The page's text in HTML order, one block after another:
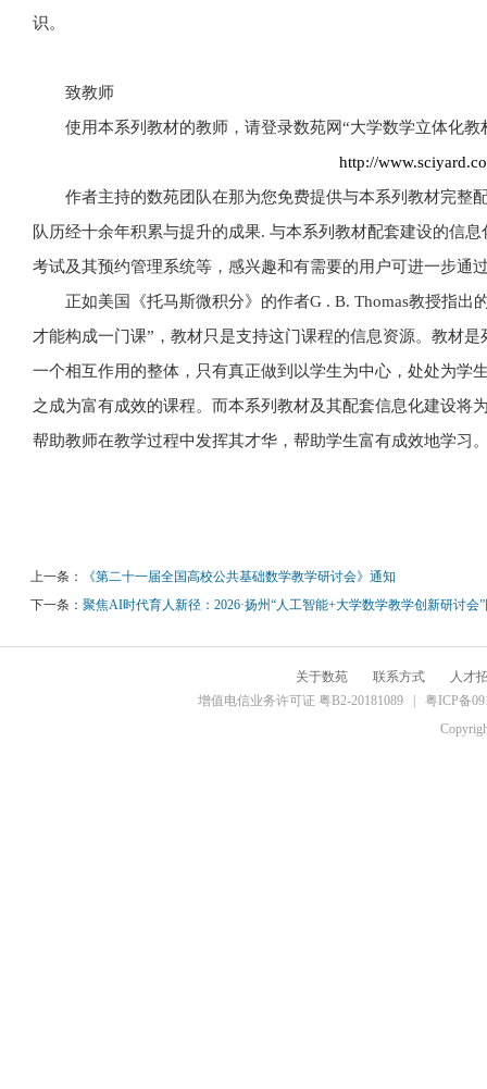
识。
致教师
使用本系列教材的教师，请登录数苑网“大学数学立体化教
http://
作者主持的数苑团队在那为您免费提供与本系列教材完整
队历经十余年积累与提升的成果. 与本系列教材配套建设的信
考试及其预约管理系统等，感兴趣和有需要的用户可进一步通
正如美国《托马斯微积分》的作者G . B. Thomas教授指
才能构成一门课”，教材只是支持这门课程的信息资源。教材
一个相互作用的整体，只有真正做到以学生为中心，处处为学
之成为富有成效的课程。而本系列教材及其配套信息化建设将
帮助教师在教学过程中发挥其才华，帮助学生富有成效地学习
上一条：
《第二十一届全国高校公共基础数学教学研讨会》通知
下一条： 聚焦AI时代育人新径：2026·扬州“人工智能+大学数学教学创新研讨会
关于数苑 联系方式
人才
增值电信业务许可证 粤B2-20181089 | 粤ICP备